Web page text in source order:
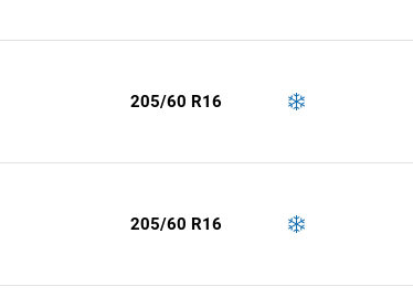
205/60 R16
205/60 R16